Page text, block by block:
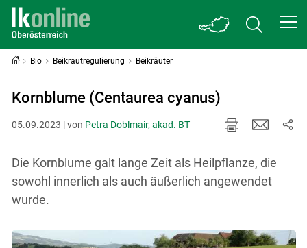
Bio Beikrautregulierung Beikräuter
Kornblume (Centaurea cyanus)
05.09.2023 | von Petra Doblmair, akad. BT
Die Kornblume galt lange Zeit als Heilpflanze, die
sowohl innerlich als auch äußerlich angewendet
wurde.